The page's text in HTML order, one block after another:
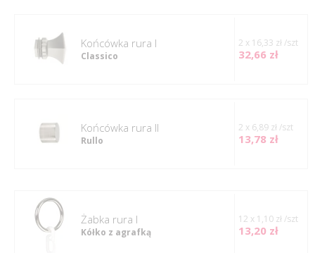
Końcówka rura I
Classico
2 x 16,33 zł /szt
32,66 zł
Końcówka rura II
Rullo
2 x 6,89 zł /szt
13,78 zł
Żabka rura I
Kółko z agrafką
12 x 1,10 zł /szt
13,20 zł